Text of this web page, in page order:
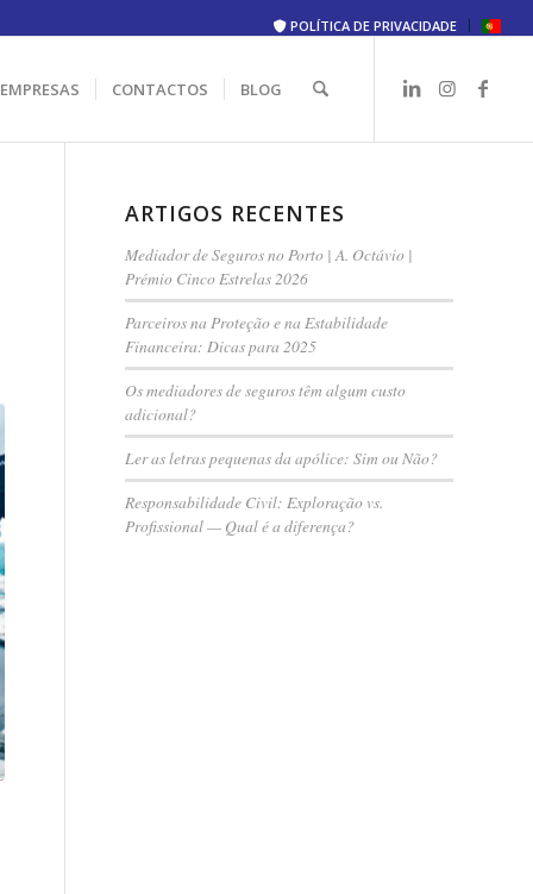
POLÍTICA DE PRIVACIDADE
CONTACTOS BLOG
ARTIGOS RECENTES
Mediador de Seguros no Porto | A. Octávio |
Prémio Cinco Estrelas 2026
Parceiros na Proteção e na Estabilidade
Financeira: Dicas para 2025
Os mediadores de seguros têm algum custo
adicional?
Ler as letras pequenas da apólice: Sim ou Não?
Responsabilidade Civil: Exploração vs.
Profissional — Qual é a diferença?